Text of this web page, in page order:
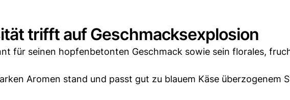
trifft auf Geschmacksexplosion
für seinen hopfenbetonten Geschmack sowie sein florales,
Aromen stand und passt gut zu blauem Käse überzogenem